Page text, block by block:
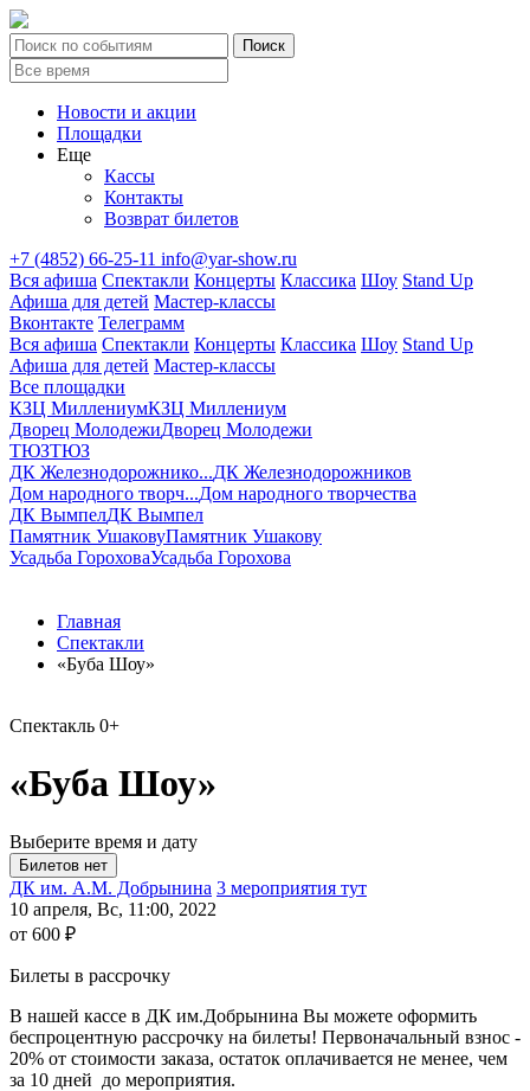
Новости и акции
Площадки
Еще
Кассы
Контакты
Возврат билетов
+7 (4852) 66-25-11 info@yar-show.ru
Вся афиша Спектакли Концерты Классика Шоу Stand Up
Афиша для детей Мастер-классы
Вконтакте Телеграмм
Вся афиша Спектакли Концерты Классика Шоу Stand Up
Афиша для детей Мастер-классы
Все площадки
КЗЦ МиллениумКЗЦ Миллениум
Дворец МолодежиДворец Молодежи
ТЮЗТЮЗ
ДК Железнодорожнико...ДК Железнодорожников
Дом народного творч...Дом народного творчества
ДК ВымпелДК Вымпел
Памятник УшаковуПамятник Ушакову
Усадьба ГороховаУсадьба Горохова
Главная
Спектакли
«Буба Шоу»
Спектакль 0+
«Буба Шоу»
Выберите время и дату
ДК им. А.М. Добрынина 3 мероприятия тут
10 апреля, Вс, 11:00, 2022
от 600 ₽
Билеты в рассрочку
В нашей кассе в ДК им.Добрынина Вы можете оформить
беспроцентную рассрочку на билеты! Первоначальный взнос -
20% от стоимости заказа, остаток оплачивается не менее, чем
за 10 дней до мероприятия.